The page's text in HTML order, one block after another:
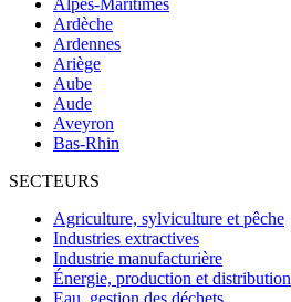
Ardèche
Ardennes
Ariège
Aube
Aude
Aveyron
Bas-Rhin
SECTEURS
Agriculture, sylviculture et pêche
Industries extractives
Industrie manufacturière
Énergie, production et distribution
Eau, gestion des déchets